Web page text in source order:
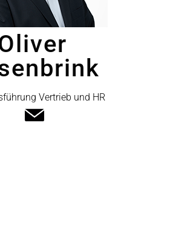
Vertrieb und HR